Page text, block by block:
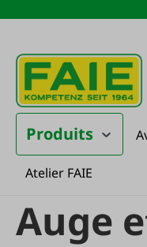
au contenu
Passer à la recherche
Passer à la
Produits
Atelier FAIE
Produits Élevage
Auge